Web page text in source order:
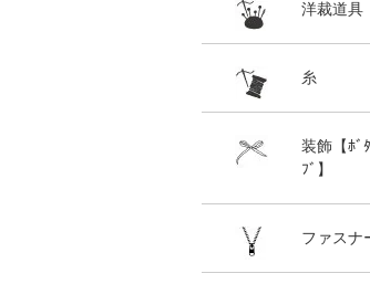
洋裁道具
糸
装飾【ﾎﾞ
ﾌﾞ】
ファスナ